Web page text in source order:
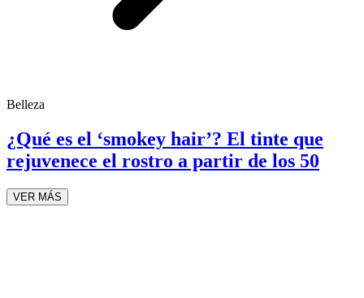
Belleza
¿Qué es el ‘smokey hair’? El tinte que
rejuvenece el rostro a partir de los 50
VER MÁS